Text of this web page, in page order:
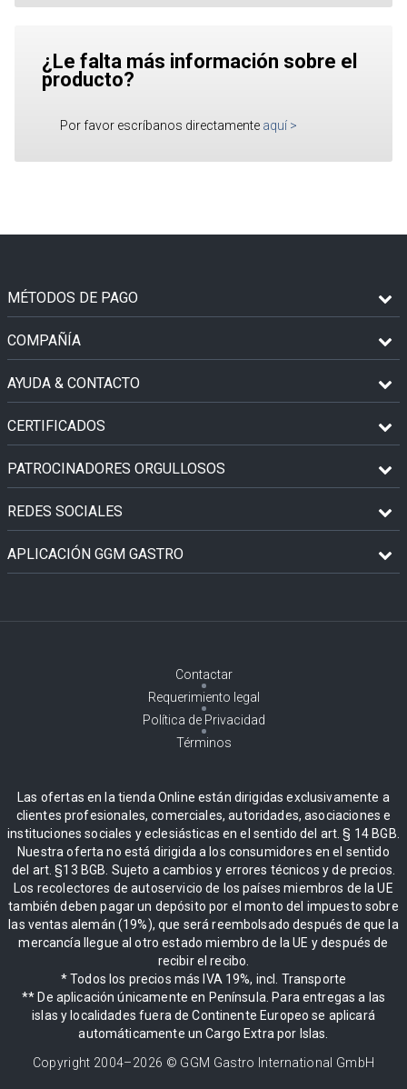
¿Le falta más información sobre el
producto?
Por favor escríbanos directamente aquí >
MÉTODOS DE PAGO
COMPAÑÍA
AYUDA & CONTACTO
CERTIFICADOS
PATROCINADORES ORGULLOSOS
REDES SOCIALES
APLICACIÓN GGM GASTRO
Contactar
Requerimiento legal
Política de Privacidad
Términos
Las ofertas en la tienda Online están dirigidas exclusivamente a
clientes profesionales, comerciales, autoridades, asociaciones e
instituciones sociales y eclesiásticas en el sentido del art. § 14 BGB.
Nuestra oferta no está dirigida a los consumidores en el sentido
del art. §13 BGB. Sujeto a cambios y errores técnicos y de precios.
Los recolectores de autoservicio de los países miembros de la UE
también deben pagar un depósito por el monto del impuesto sobre
las ventas alemán (19%), que será reembolsado después de que la
mercancía llegue al otro estado miembro de la UE y después de
recibir el recibo.
* Todos los precios más IVA 19%, incl. Transporte
** De aplicación únicamente en Península. Para entregas a las
islas y localidades fuera de Continente Europeo se aplicará
automáticamente un Cargo Extra por Islas.
Copyright 2004–2026 © GGM Gastro International GmbH